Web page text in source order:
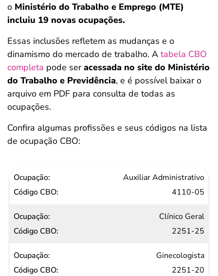
o Ministério do Trabalho e Emprego (MTE)
incluiu 19 novas ocupações.
Essas inclusões refletem as mudanças e o
dinamismo do mercado de trabalho. A tabela CBO
completa pode seracessada no site do Ministério
do Trabalho e Previdência, e é possível baixar o
arquivo em PDF para consulta de todas as
ocupações.
Confira algumas profissões e seus códigos na lista
de ocupação CBO:
Ocupação
Código
Auxiliar Administrativo
4110-05
Clínico Geral
2251-25
Ginecologista
2251-20